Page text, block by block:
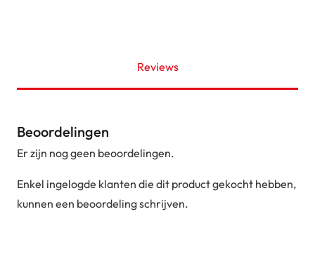
Reviews
Beoordelingen
Er zijn nog geen beoordelingen.
Enkel ingelogde klanten die dit product gekocht hebben,
kunnen een beoordeling schrijven.